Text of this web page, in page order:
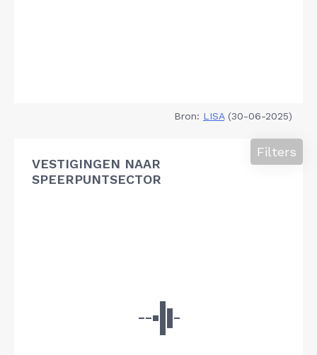
Bron: LISA(30-06-2025)
VESTIGINGEN NAAR
SPEERPUNTSECTOR
Filters